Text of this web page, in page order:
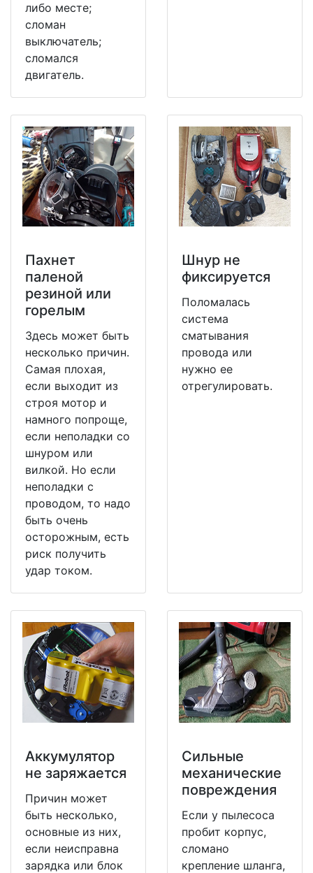
либо месте;
сломан
выключатель;
сломался
двигатель.
Пахнет
паленой
резиной или
горелым
Здесь может быть
несколько причин.
Самая плохая,
если выходит из
строя мотор и
намного попроще,
если неполадки со
шнуром или
вилкой. Но если
неполадки с
проводом, то надо
быть очень
осторожным, есть
риск получить
удар током.
Шнур не
фиксируется
Поломалась
система
сматывания
провода или
нужно ее
отрегулировать.
Аккумулятор
не заряжается
Причин может
быть несколько,
основные из них,
если неисправна
зарядка или блок
Сильные
механические
повреждения
Если у пылесоса
пробит корпус,
сломано
крепление шланга,